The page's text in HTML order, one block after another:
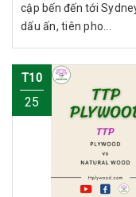
cập bến đến tới
dấu ấn, tiên pho...
T10
25